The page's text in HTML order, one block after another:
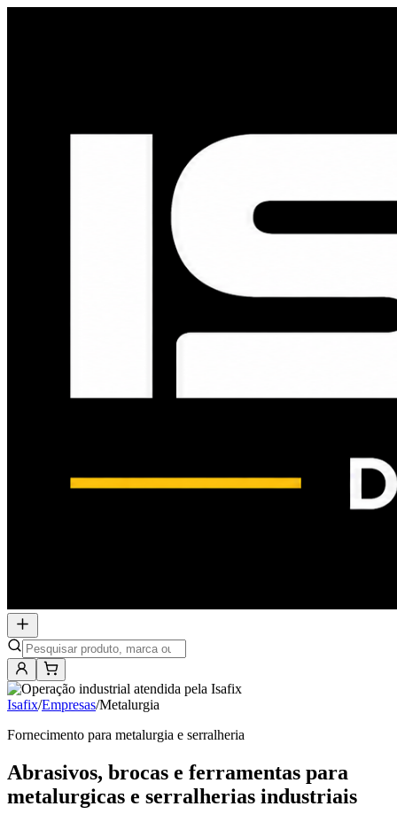
Isafix/Empresas/Metalurgia
Fornecimento para metalurgia e serralheria
Abrasivos, brocas e ferramentas para
metalurgicas e serralherias industriais